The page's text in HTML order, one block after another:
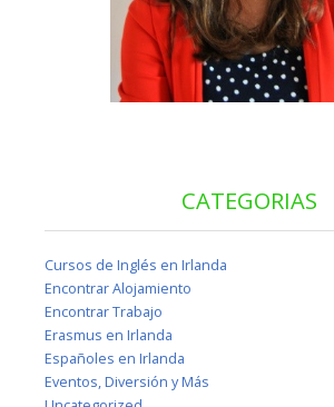
CATEGORIAS
Cursos de Inglés en Irlanda
Encontrar Alojamiento
Encontrar Trabajo
Erasmus en Irlanda
Españoles en Irlanda
Eventos, Diversión y Más